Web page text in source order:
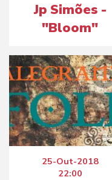
Jp Simões -
"Bloom"
25-Out-2018
22:00